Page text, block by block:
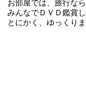
お部屋では、旅行な
みんなでＤＶＤ鑑賞
とにかく、ゆっくり